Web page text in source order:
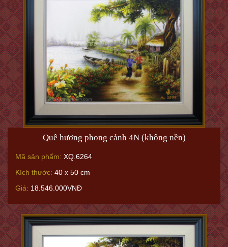
Quê hương phong cảnh 4N (không nền)
Mã sản phẩm: XQ.6264
Kích thước: 40 x 50 cm
Giá: 18.546.000VNĐ